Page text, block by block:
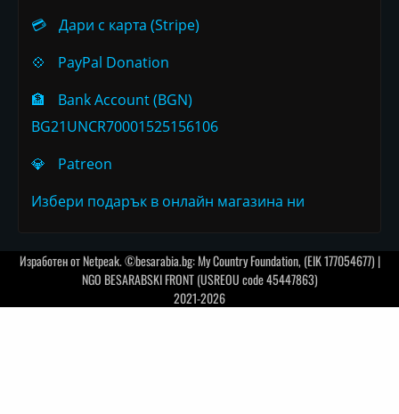
💳
Дари с карта (Stripe)
💠
PayPal Donation
🏦
Bank Account (BGN)
BG21UNCR70001525156106
💎
Patreon
Избери подарък в онлайн магазина ни
Изработен отNetpeak. ©besarabia.bg: My Country Foundation, (EIK 177054677) |
NGO BESARABSKI FRONT (USREOU code 45447863)
2021-2026